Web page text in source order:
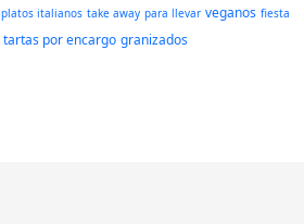
platos italianos take away para llevar veganos fiesta
tartas por encargo granizados